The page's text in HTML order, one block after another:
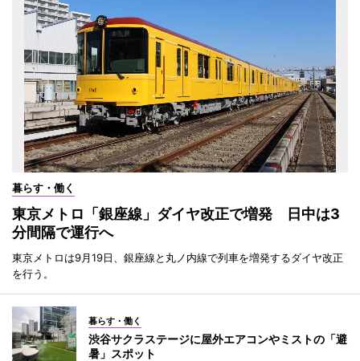
暮らす・働く
東京メトロ「銀座線」ダイヤ改正で増発 日中は3
分間隔で運行へ
東京メトロは9月19日、銀座線と丸ノ内線で列車を増発するダイヤ改正
を行う。
暮らす・働く
渋谷サクラステージに屋外エアコンやミストの「避
暑」スポット